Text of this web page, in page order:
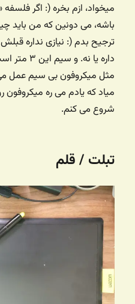
میخواد، ازم بخره (: اگر
باشه، می دونین که من باید
ترجیح بدم (: نیازی نداره
داره یا
مثل میکروفون بی سیم عمل
میاد که یادم می ره میکروفون
شروع می کنم.
تبلت / قلم